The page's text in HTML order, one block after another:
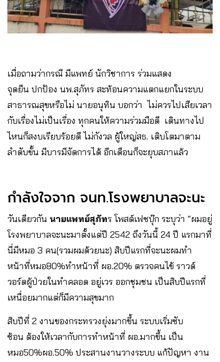
เมื่อถามว่ากรณี มีแพทย์ นักวิชาการ ร่วมแสดง
จุดยืน ปกป้อง นพ.สุภัทร สะท้อนความแตกแยกในระบบ
สาธารณสุขหรือไม่ นายอนุทิน บอกว่า ไม่ควรไปเสียเวลา
กับเรื่องไม่เป็นเรื่อง ทุกคนให้ความร่วมมือดี เดินทางไป
ไหนก็สงบเรียบร้อยดี ไม่กังวล ผู้ใหญ่สธ. เติบโตมาตาม
ลำดับขั้น มีบารมีจัดการได้ อีกเดือนก็จะยุบสภาแล้ว
กำลังใจจาก จนท.โรงพยาบาลจะนะ
วันเดียวกัน นายแพทย์สุภัทร โพสต์เฟซบุ๊ก ระบุว่า “ผมอยู่
โรงพยาบาลจะนะมาตั้งแต่ปี 2542 ถึงวันนี้ 24 ปี แรกมาที่
นี่มีหมอ 3 คน(รวมผมด้วยนะ) สิบปีแรกที่จะนะผมทำ
หน้าที่หมอ80%ทำหน้าที่ ผอ.20% ตรวจคนไข้ ราวด์
วอร์ดผู้ป่วยในทำคลอด อยู่เวร ออกชุมชน เป็นสิบปีแรกที่
เหนื่อยมากแต่ก็มีความสุขมาก
สิบปีที่ 2 งานของกระทรวงยุ่งมากขึ้น ระบบเริ่มซับ
ซ้อน ต้องให้เวลากับการทำหน้าที่ ผอ.มากขึ้น เป็น
หมอ50%ผอ.50% ประสานงานวางระบบ แก้ปัญหา งาน